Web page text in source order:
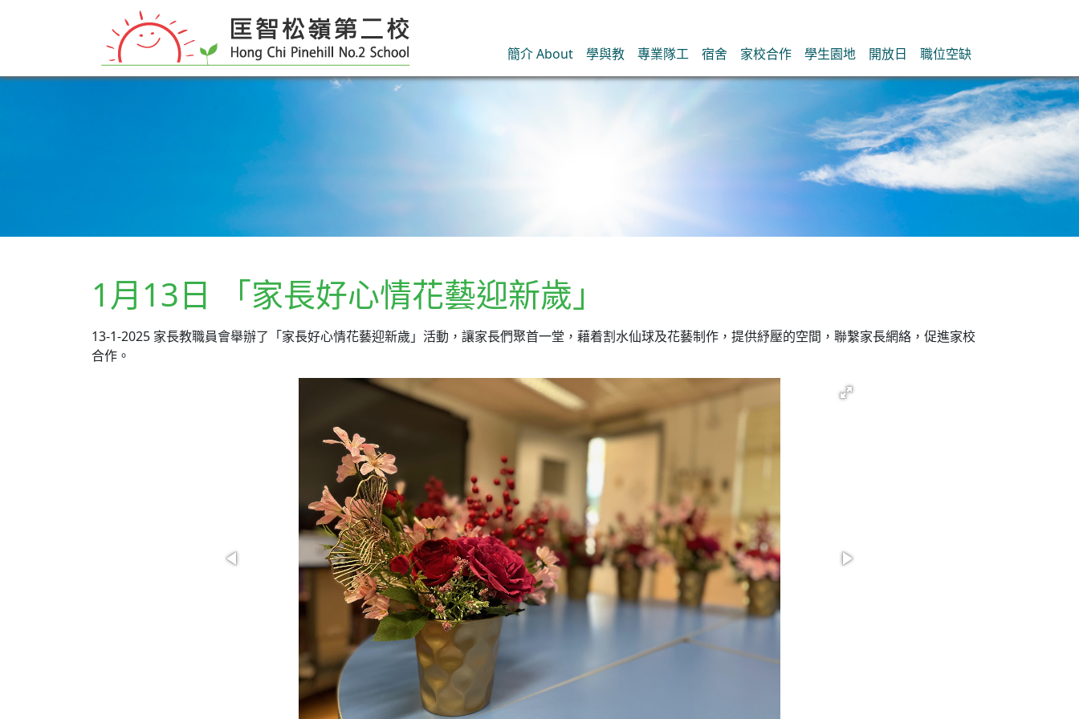
簡介 About 學與教 專業隊工 宿舍 家校合作 學生園地 開放日 職位空缺
1月13日 「家長好心情花藝迎新歲」
13-1-2025 家長教職員會舉辦了「家長好心情花藝迎新歲」活動，讓家長們聚首一堂，藉着割水仙球及花藝制作，提供紓壓的空間，聯繫家長網絡，促進家校
合作。